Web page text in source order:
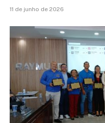
11 de junho de 2026